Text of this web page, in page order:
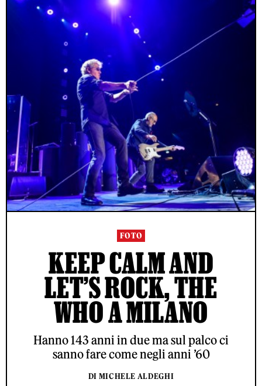
FOTO
KEEP CALM AND
LET’S ROCK, THE
WHO A MILANO
Hanno 143 anni in due ma sul palco ci
sanno fare come negli anni ’60
DI MICHELE ALDEGHI